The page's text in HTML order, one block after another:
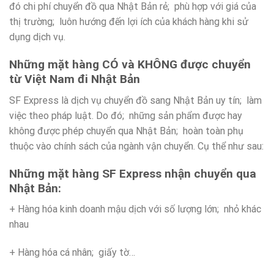
đó chi phí chuyển đồ qua Nhật Bản rẻ; phù hợp với giá của
thị trường; luôn hướng đến lợi ích của khách hàng khi sử
dụng dịch vụ.
Những mặt hàng CÓ và KHÔNG được chuyển
từ Việt Nam đi Nhật Bản
SF Express là dịch vụ chuyển đồ sang Nhật Bản uy tín; làm
việc theo pháp luật. Do đó; những sản phẩm được hay
không được phép chuyển qua Nhật Bản; hoàn toàn phụ
thuộc vào chính sách của ngành vận chuyển. Cụ thể như sau:
Những mặt hàng SF Express nhận chuyển qua
Nhật Bản:
+ Hàng hóa kinh doanh mậu dịch với số lượng lớn; nhỏ khác
nhau
+ Hàng hóa cá nhân; giấy tờ…